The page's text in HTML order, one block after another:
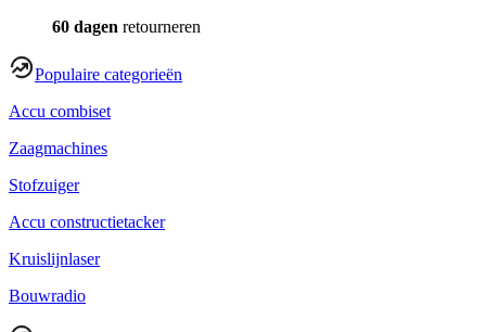
60 dagen retourneren
Populaire categorieën
Accu combiset
Zaagmachines
Stofzuiger
Accu constructietacker
Kruislijnlaser
Bouwradio